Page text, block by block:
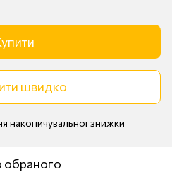
швидко
накопичувальної знижки